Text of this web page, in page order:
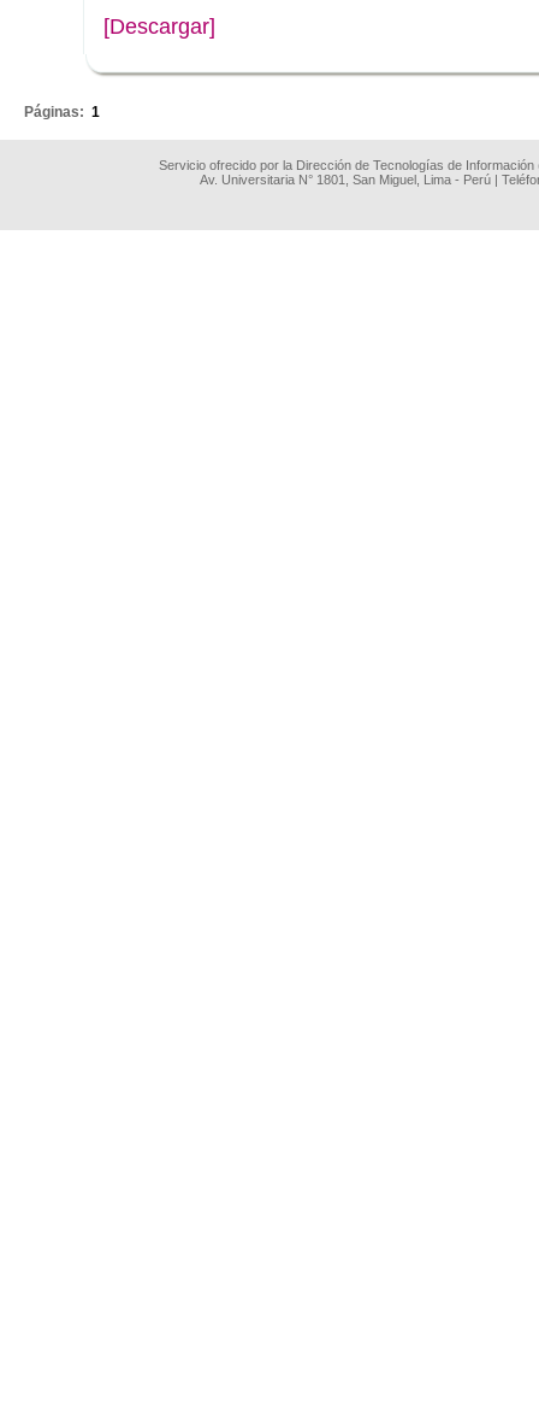
[Descargar]
Páginas: 1
Servicio ofrecido por la Dirección de Tecnologías de
Av. Universitaria N° 1801, San Miguel, Lima - Perú |